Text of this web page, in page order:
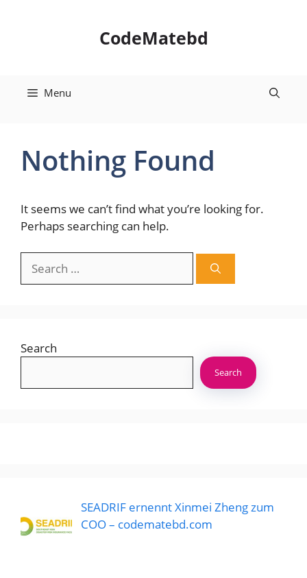
CodeMatebd
Menu
Nothing Found
It seems we can’t find what you’re looking for.
Perhaps searching can help.
for:
Search
Search
SEADRIF ernennt Xinmei Zheng zum
COO – codematebd.com